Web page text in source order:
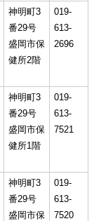
神明町3
番29号
盛岡市保
健所2階
019-
613-
2696
神明町3
番29号
盛岡市保
健所1階
019-
613-
7521
神明町3
番29号
盛岡市保
019-
613-
7520